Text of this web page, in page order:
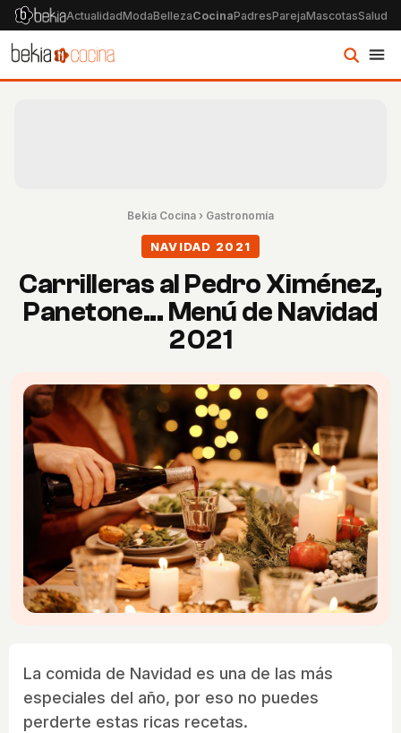
ActualidadModaBellezaCocinaPadresParejaMascotasSalud
Bekia Cocina › Gastronomía
NAVIDAD 2021
Carrilleras al Pedro Ximénez,
Panetone... Menú de Navidad
2021
La comida de Navidad es una de las más
especiales del año, por eso no puedes
perderte estas ricas recetas.